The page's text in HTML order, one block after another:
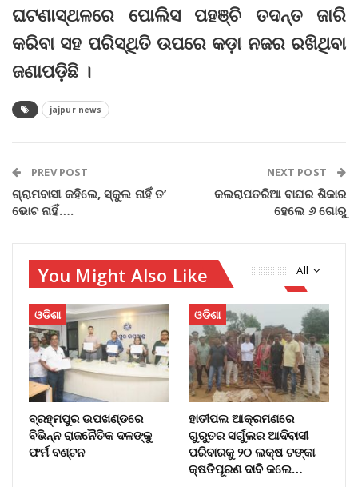
ଘଟଣାସ୍ଥଳରେ ପୋଲିସ ପହଞ୍ଚି ତଦନ୍ତ ଜାରି
କରିବା ସହ ପରିସ୍ଥିତି ଉପରେ କଡ଼ା ନଜର ରଖିଥିବା
ଜଣାପଡ଼ିଛି ।
jajpur news
PREV POST
ଗ୍ରାମବାସୀ କହିଲେ, ସ୍କୁଲ ନାହିଁ ତ’
ଭୋଟ ନାହିଁ….
NEXT POST
କଲରାପତରିଆ ବାଘର ଶିକାର
ହେଲେ ୬ ଗୋରୁ
All
You Might Also Like
ଓଡିଶା
ବ୍ରହ୍ମପୁର ଉପଖଣ୍ଡରେ
ବିଭିନ୍ନ ରାଜନୈତିକ ଦଳଙ୍କୁ
ଫର୍ମ ବଣ୍ଟନ
ଓଡିଶା
ହାତୀପଲ ଆକ୍ରମଣରେ
ଗୁରୁତର ସର୍ଗୁଲର ଆଦିବାସୀ
ପରିବାରକୁ ୨୦ ଲକ୍ଷ ଟଙ୍କା
କ୍ଷତିପୂରଣ ଦାବି କଲେ…